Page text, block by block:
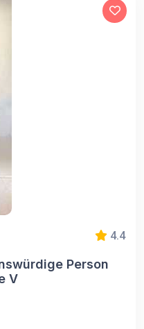
4.4
Person
V